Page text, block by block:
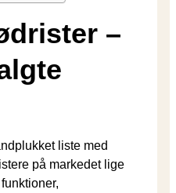
–
liste med
på markedet lige